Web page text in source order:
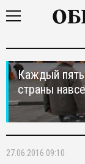
Каждый
страны
27.06.2016 09:10